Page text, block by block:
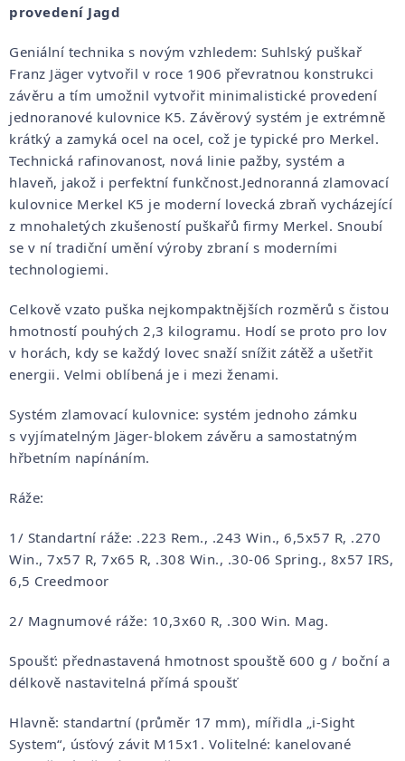
provedení Jagd
Geniální technika s novým vzhledem: Suhlský puškař
Franz Jäger vytvořil v roce 1906 převratnou konstrukci
závěru a tím umožnil vytvořit minimalistické provedení
jednoranové kulovnice K5. Závěrový systém je extrémně
krátký a zamyká ocel na ocel, což je typické pro Merkel.
Technická rafinovanost, nová linie pažby, systém a
hlaveň, jakož i perfektní funkčnost.Jednoranná zlamovací
kulovnice Merkel K5 je moderní lovecká zbraň vycházející
z mnohaletých zkušeností puškařů firmy Merkel. Snoubí
se v ní tradiční umění výroby zbraní s moderními
technologiemi.
Celkově vzato puška nejkompaktnějších rozměrů s čistou
hmotností pouhých 2,3 kilogramu. Hodí se proto pro lov
v horách, kdy se každý lovec snaží snížit zátěž a ušetřit
energii. Velmi oblíbená je i mezi ženami.
Systém zlamovací kulovnice: systém jednoho zámku
s vyjímatelným Jäger-blokem závěru a samostatným
hřbetním napínáním.
Ráže:
1/ Standartní ráže: .223 Rem., .243 Win., 6,5x57 R, .270
Win., 7x57 R, 7x65 R, .308 Win., .30-06 Spring., 8x57 IRS,
6,5 Creedmoor
2/ Magnumové ráže: 10,3x60 R, .300 Win. Mag.
Spoušť: přednastavená hmotnost spouště 600 g / boční a
délkově nastavitelná přímá spoušť
Hlavně: standartní (průměr 17 mm), mířidla „i-Sight
System“, úsťový závit M15x1. Volitelné: kanelované